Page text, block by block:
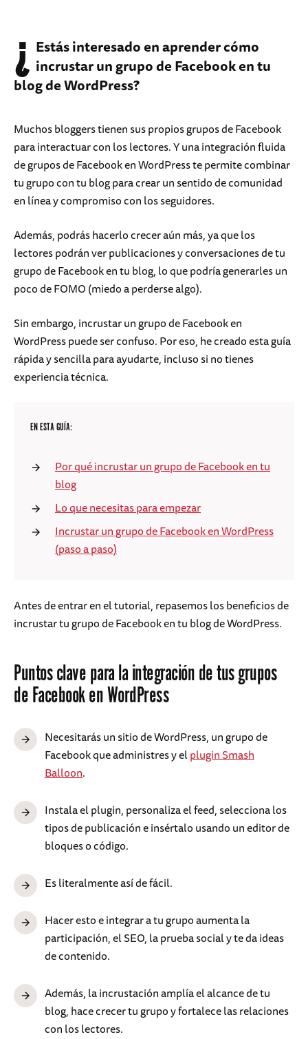
¿ Estás interesado en aprender cómo
incrustar un grupo de Facebook en tu
blog de WordPress?
Muchos bloggers tienen sus propios grupos de Facebook
para interactuar con los lectores. Y una integración fluida
de grupos de Facebook en WordPress te permite combinar
tu grupo con tu blog para crear un sentido de comunidad
en línea y compromiso con los seguidores.
Además, podrás hacerlo crecer aún más, ya que los
lectores podrán ver publicaciones y conversaciones de tu
grupo de Facebook en tu blog, lo que podría generarles un
poco de FOMO (miedo a perderse algo).
Sin embargo, incrustar un grupo de Facebook en
WordPress puede ser confuso. Por eso, he creado esta guía
rápida y sencilla para ayudarte, incluso si no tienes
experiencia técnica.
EN ESTA GUÍA:
Por qué incrustar un grupo de Facebook en tu
blog
Lo que necesitas para empezar
Incrustar un grupo de Facebook en WordPress
(paso a paso)
Antes de entrar en el tutorial, repasemos los beneficios de
incrustar tu grupo de Facebook en tu blog de WordPress.
Puntos clave para la integración de tus grupos
de Facebook en WordPress
Necesitarás un sitio de WordPress, un grupo de
Facebook que administres y elplugin Smash
Balloon.
Instala el plugin, personaliza el feed, selecciona los
tipos de publicación e insértalo usando un editor de
bloques o código.
Es literalmente así de fácil.
Hacer esto e integrar a tu grupo aumenta la
participación, el SEO, la prueba social y te da ideas
de contenido.
Además, la incrustación amplía el alcance de tu
blog, hace crecer tu grupo y fortalece las relaciones
con los lectores.